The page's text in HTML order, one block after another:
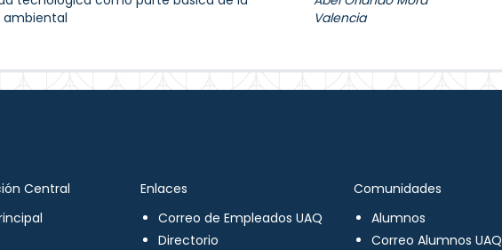
Valencia
Central
Enlaces
Correo de Empleados UAQ
Directorio
Comunidades
Alumnos
Correo Alumnos UAQ